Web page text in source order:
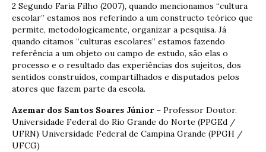
2 Segundo Faria Filho (2007), quando mencionamos “cultura
escolar” estamos nos referindo a um constructo teórico que
permite, metodologicamente, organizar a pesquisa. Já
quando citamos “culturas escolares” estamos fazendo
referência a um objeto ou campo de estudo, são elas o
processo e o resultado das experiências dos sujeitos, dos
sentidos construídos, compartilhados e disputados pelos
atores que fazem parte da escola.
Azemar dos Santos Soares Júnior– Professor Doutor.
Universidade Federal do Rio Grande do Norte (PPGEd /
UFRN) Universidade Federal de Campina Grande (PPGH /
UFCG)